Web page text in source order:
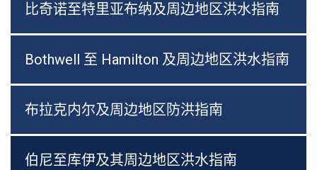
比奇诺至特里亚布纳及周边地区洪水指南
Bothwell 至 Hamilton 及周边地区洪水指南
布拉克内尔及周边地区防洪指南
伯尼至库伊及其周边地区洪水指南